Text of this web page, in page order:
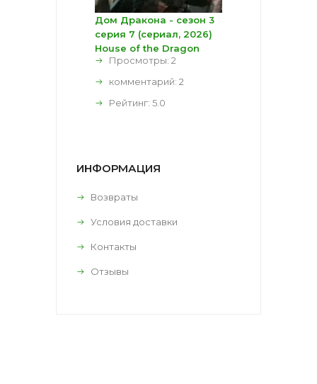
Дом Дракона - сезон 3
серия 7 (сериал, 2026)
House of the Dragon
Просмотры: 2
комментарий: 2
Рейтинг: 5.0
ИНФОРМАЦИЯ
Возвраты
Условия доставки
Контакты
Отзывы